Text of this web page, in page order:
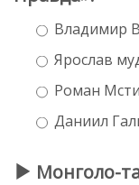
Владимир
Ярослав
Роман
Даниил
Монголо-